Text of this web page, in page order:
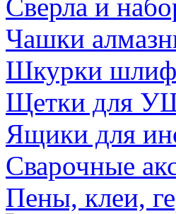
Сверла и
Чашки
Шкурки
Щетки для
Ящики для
Сварочные
Пены, клеи,